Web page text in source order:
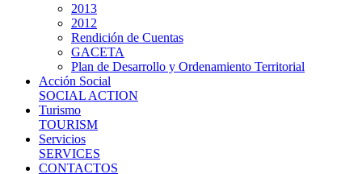
2013
2012
Rendición de Cuentas
GACETA
Plan de Desarrollo y Ordenamiento Territorial
Acción Social
SOCIAL ACTION
Turismo
TOURISM
Servicios
SERVICES
CONTACTOS